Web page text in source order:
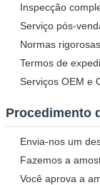
Inspecção
Serviço pós-
Normas
Termos de
Serviços OEM e
Procedimento
Envia-nos um
Fazemos a
Você aprova a